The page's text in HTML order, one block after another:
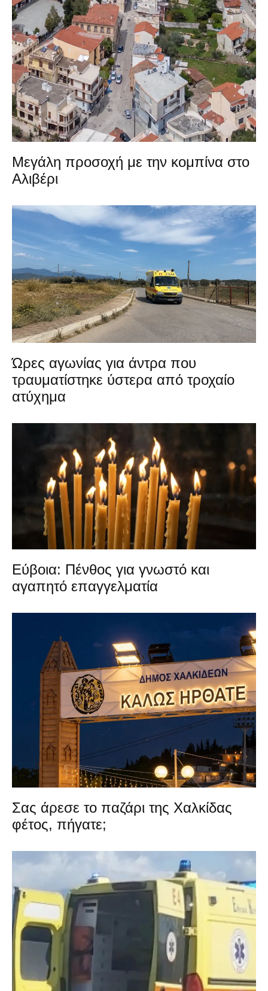
Μεγάλη προσοχή με την κομπίνα στο
Αλιβέρι
Ώρες αγωνίας για άντρα που
τραυματίστηκε ύστερα από τροχαίο
ατύχημα
Εύβοια: Πένθος για γνωστό και
αγαπητό επαγγελματία
Σας άρεσε το παζάρι της Χαλκίδας
φέτος, πήγατε;